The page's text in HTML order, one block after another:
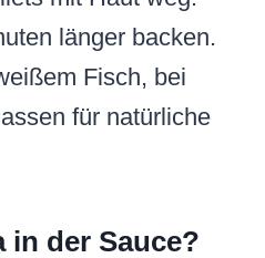
länger backen.
Fisch, bei
für natürliche
in der Sauce?